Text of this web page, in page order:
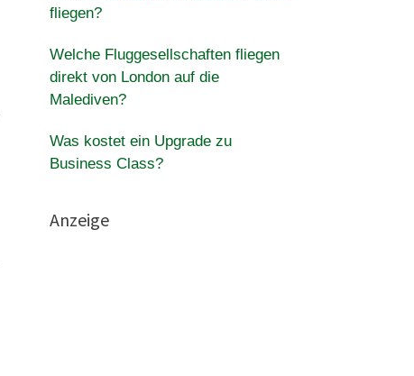
fliegen?
Welche Fluggesellschaften fliegen
direkt von London auf die
Malediven?
Was kostet ein Upgrade zu
Business Class?
Anzeige